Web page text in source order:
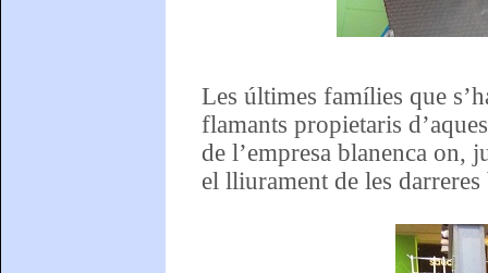
Les últimes famílies que
flamants propietaris
de l’empresa blanenca on,
el lliurament de les darreres